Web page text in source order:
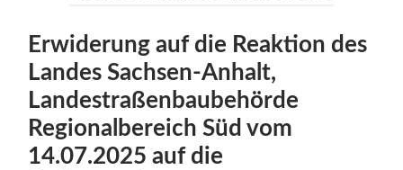
Erwiderung auf die Reaktion des
Landes Sachsen-Anhalt,
Landestraßenbaubehörde
Regionalbereich Süd vom
14.07.2025 auf die